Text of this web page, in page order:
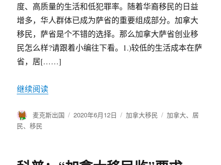
度、高质量的生活和低犯罪率。随着华裔移民的日益
增多，华人群体已成为萨省的重要组成部分。加拿大
移民，萨省是个不错的选择。那么加拿大萨省创业移
民怎么样?请跟着小编往下看。1.)较低的生活成本在萨
省，居[……]
继续阅读
作
者
麦克斯出国
发
2020年6月12日
分
加拿大移民
标
加拿大、 居
民、移民